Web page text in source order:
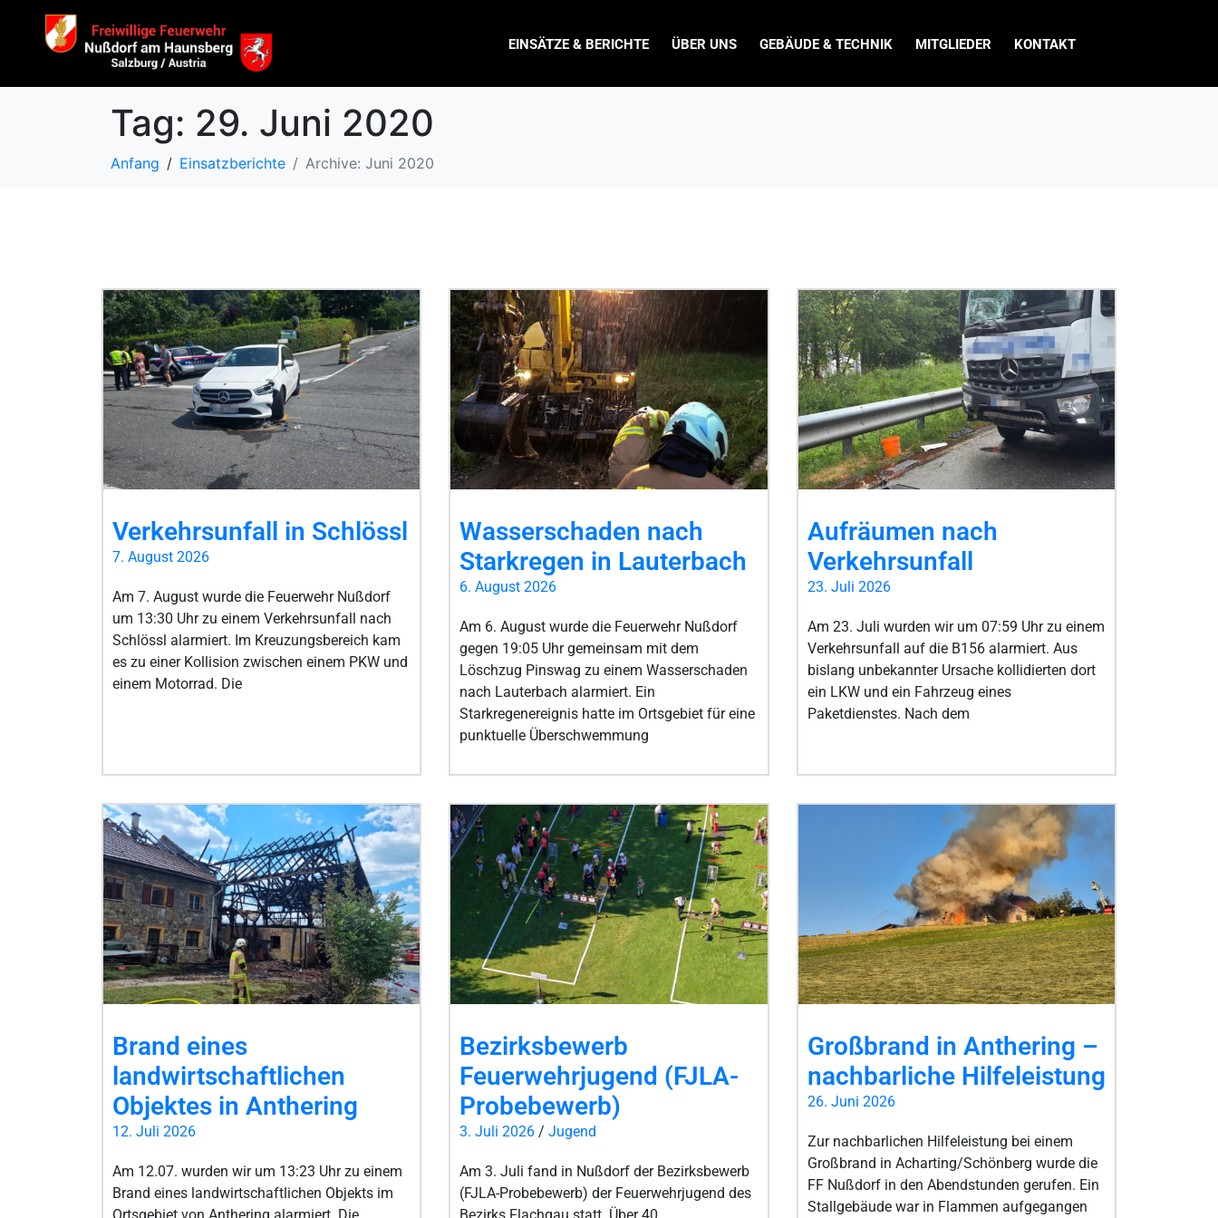
EINSÄTZE & BERICHTE ÜBER UNS GEBÄUDE & TECHNIK MITGLIEDER KONTAKT
Tag: 29. Juni 2020
Anfang Einsatzberichte Archive: Juni 2020
Verkehrsunfall in Schlössl
7. August 2026
Am 7. August wurde die Feuerwehr Nußdorf
um 13:30 Uhr zu einem Verkehrsunfall nach
Schlössl alarmiert. Im Kreuzungsbereich kam
es zu einer Kollision zwischen einem PKW und
einem Motorrad. Die
Wasserschaden nach
Starkregen in Lauterbach
6. August 2026
Am 6. August wurde die Feuerwehr Nußdorf
gegen 19:05 Uhr gemeinsam mit dem
Löschzug Pinswag zu einem Wasserschaden
nach Lauterbach alarmiert. Ein
Starkregenereignis hatte im Ortsgebiet für eine
punktuelle Überschwemmung
Aufräumen nach
Verkehrsunfall
23. Juli 2026
Am 23. Juli wurden wir um 07:59 Uhr zu einem
Verkehrsunfall auf die B156 alarmiert. Aus
bislang unbekannter Ursache kollidierten dort
ein LKW und ein Fahrzeug eines
Paketdienstes. Nach dem
Brand eines
landwirtschaftlichen
Objektes in Anthering
12. Juli 2026
Am 12.07. wurden wir um 13:23 Uhr zu einem
Brand eines landwirtschaftlichen Objekts im
Bezirksbewerb
Feuerwehrjugend (FJLA-
Probebewerb)
3. Juli 2026 / Jugend
Am 3. Juli fand in Nußdorf der Bezirksbewerb
(FJLA-Probebewerb) der Feuerwehrjugend des
Großbrand in Anthering –
nachbarliche Hilfeleistung
26. Juni 2026
Zur nachbarlichen Hilfeleistung bei einem
Großbrand in Acharting/Schönberg wurde die
FF Nußdorf in den Abendstunden gerufen. Ein
Stallgebäude war in Flammen aufgegangen